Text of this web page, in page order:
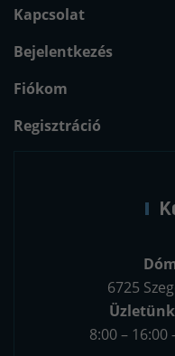
Kapcsolat
Bejelentkezés
Fiókom
Regisztráció
6725
8:00 –